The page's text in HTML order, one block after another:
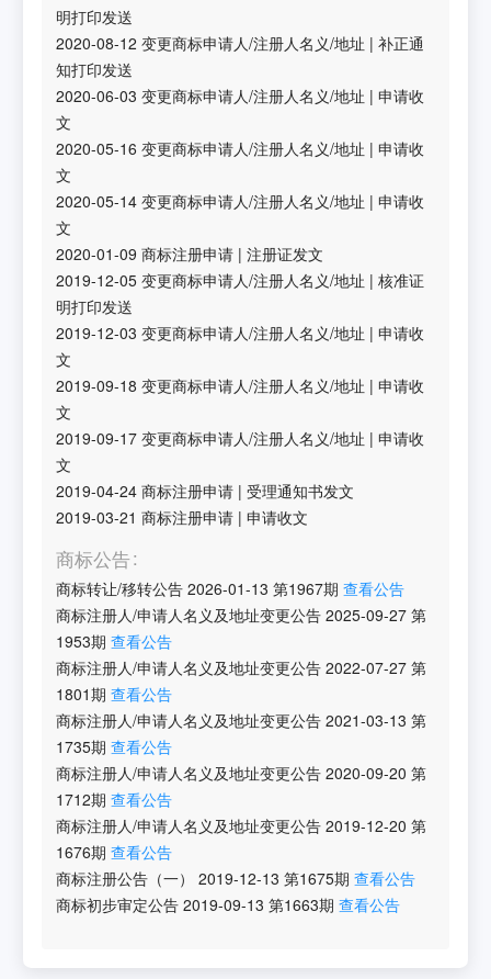
明打印发送
2020-08-12 变更商标申请人/注册人名义/地址 |补正通
知打印发送
2020-06-03 变更商标申请人/注册人名义/地址 |申请收
文
2020-05-16 变更商标申请人/注册人名义/地址 |申请收
文
2020-05-14 变更商标申请人/注册人名义/地址 |申请收
文
2020-01-09 商标注册申请 |注册证发文
2019-12-05 变更商标申请人/注册人名义/地址 |核准证
明打印发送
2019-12-03 变更商标申请人/注册人名义/地址 |申请收
文
2019-09-18 变更商标申请人/注册人名义/地址 |申请收
文
2019-09-17 变更商标申请人/注册人名义/地址 |申请收
文
2019-04-24 商标注册申请 |受理通知书发文
2019-03-21 商标注册申请 |申请收文
商标公告
商标转让/移转公告 2026-01-13 第1967期 查看公告
商标注册人/申请人名义及地址变更公告 2025-09-27 第
1953期 查看公告
商标注册人/申请人名义及地址变更公告 2022-07-27 第
1801期 查看公告
商标注册人/申请人名义及地址变更公告 2021-03-13 第
1735期 查看公告
商标注册人/申请人名义及地址变更公告 2020-09-20 第
1712期 查看公告
商标注册人/申请人名义及地址变更公告 2019-12-20 第
1676期 查看公告
商标注册公告（一）
2019-12-13 第1675期 查看公告
商标初步审定公告 2019-09-13 第1663期 查看公告